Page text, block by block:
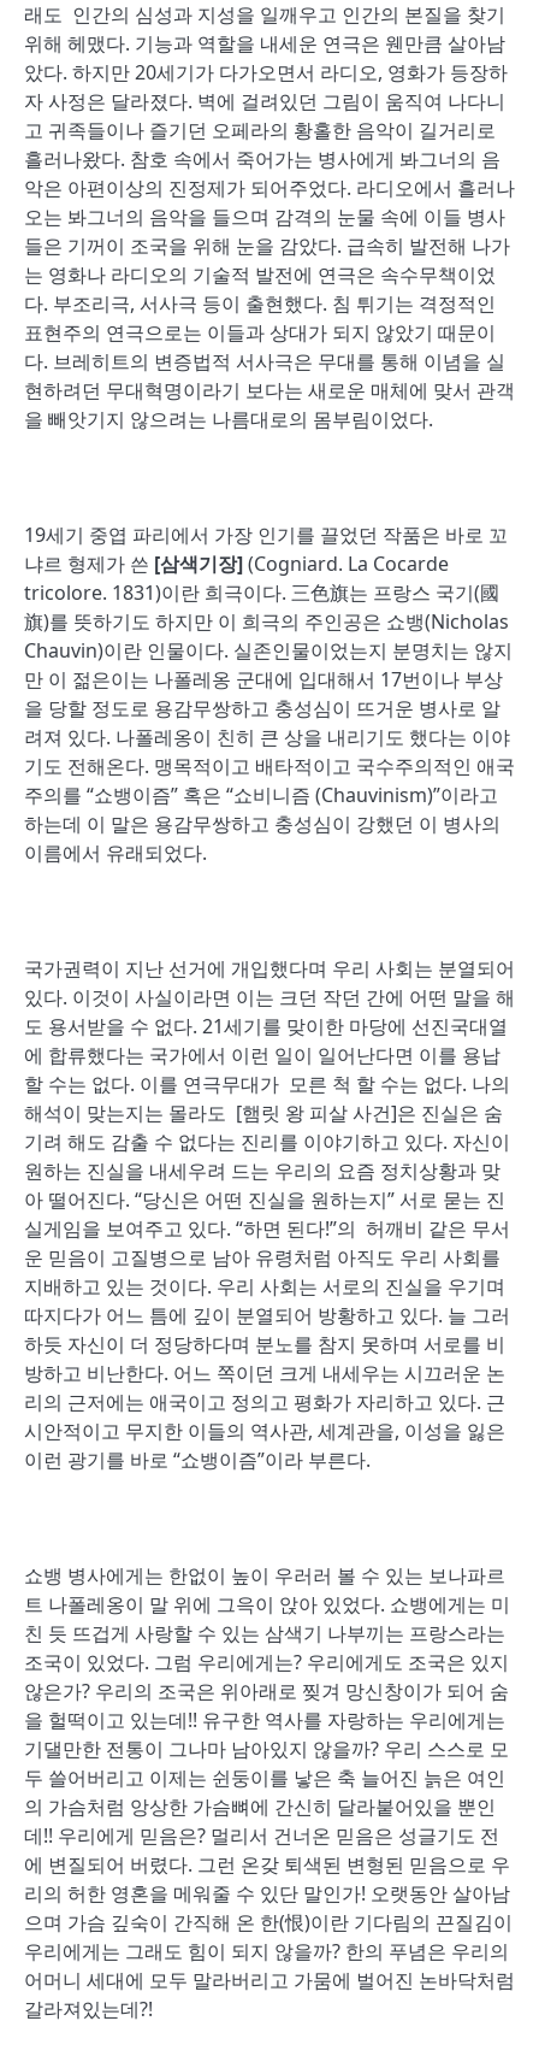
래도 인간의 심성과 지성을 일깨우고 인간의 본질을 찾기
위해 헤맸다. 기능과 역할을 내세운 연극은 웬만큼 살아남
았다. 하지만 20세기가 다가오면서 라디오, 영화가 등장하
자 사정은 달라졌다. 벽에 걸려있던 그림이 움직여 나다니
고 귀족들이나 즐기던 오페라의 황홀한 음악이 길거리로
흘러나왔다. 참호 속에서 죽어가는 병사에게 봐그너의 음
악은 아편이상의 진정제가 되어주었다. 라디오에서 흘러나
오는 봐그너의 음악을 들으며 감격의 눈물 속에 이들 병사
들은 기꺼이 조국을 위해 눈을 감았다. 급속히 발전해 나가
는 영화나 라디오의 기술적 발전에 연극은 속수무책이었
다. 부조리극, 서사극 등이 출현했다. 침 튀기는 격정적인
표현주의 연극으로는 이들과 상대가 되지 않았기 때문이
다. 브레히트의 변증법적 서사극은 무대를 통해 이념을 실
현하려던 무대혁명이라기 보다는 새로운 매체에 맞서 관객
을 빼앗기지 않으려는 나름대로의 몸부림이었다.
19세기 중엽 파리에서 가장 인기를 끌었던 작품은 바로 꼬
냐르 형제가 쓴 [삼색기장](Cogniard. La Cocarde
tricolore. 1831)이란 희극이다. 三色旗는 프랑스 국기(國
旗)를 뜻하기도 하지만 이 희극의 주인공은 쇼뱅(Nicholas
Chauvin)이란 인물이다. 실존인물이었는지 분명치는 않지
만 이 젊은이는 나폴레옹 군대에 입대해서 17번이나 부상
을 당할 정도로 용감무쌍하고 충성심이 뜨거운 병사로 알
려져 있다. 나폴레옹이 친히 큰 상을 내리기도 했다는 이야
기도 전해온다. 맹목적이고 배타적이고 국수주의적인 애국
주의를 “쇼뱅이즘” 혹은 “쇼비니즘 (Chauvinism)”이라고
하는데 이 말은 용감무쌍하고 충성심이 강했던 이 병사의
이름에서 유래되었다.
국가권력이 지난 선거에 개입했다며 우리 사회는 분열되어
있다. 이것이 사실이라면 이는 크던 작던 간에 어떤 말을 해
도 용서받을 수 없다. 21세기를 맞이한 마당에 선진국대열
에 합류했다는 국가에서 이런 일이 일어난다면 이를 용납
할 수는 없다. 이를 연극무대가 모른 척 할 수는 없다. 나의
해석이 맞는지는 몰라도 [햄릿 왕 피살 사건]은 진실은 숨
기려 해도 감출 수 없다는 진리를 이야기하고 있다. 자신이
원하는 진실을 내세우려 드는 우리의 요즘 정치상황과 맞
아 떨어진다. “당신은 어떤 진실을 원하는지” 서로 묻는 진
실게임을 보여주고 있다. “하면 된다!”의 허깨비 같은 무서
운 믿음이 고질병으로 남아 유령처럼 아직도 우리 사회를
지배하고 있는 것이다. 우리 사회는 서로의 진실을 우기며
따지다가 어느 틈에 깊이 분열되어 방황하고 있다. 늘 그러
하듯 자신이 더 정당하다며 분노를 참지 못하며 서로를 비
방하고 비난한다. 어느 쪽이던 크게 내세우는 시끄러운 논
리의 근저에는 애국이고 정의고 평화가 자리하고 있다. 근
시안적이고 무지한 이들의 역사관, 세계관을, 이성을 잃은
이런 광기를 바로 “쇼뱅이즘”이라 부른다.
쇼뱅 병사에게는 한없이 높이 우러러 볼 수 있는 보나파르
트 나폴레옹이 말 위에 그윽이 앉아 있었다. 쇼뱅에게는 미
친 듯 뜨겁게 사랑할 수 있는 삼색기 나부끼는 프랑스라는
조국이 있었다. 그럼 우리에게는? 우리에게도 조국은 있지
않은가? 우리의 조국은 위아래로 찢겨 망신창이가 되어 숨
을 헐떡이고 있는데!! 유구한 역사를 자랑하는 우리에게는
기댈만한 전통이 그나마 남아있지 않을까? 우리 스스로 모
두 쓸어버리고 이제는 쉰둥이를 낳은 축 늘어진 늙은 여인
의 가슴처럼 앙상한 가슴뼈에 간신히 달라붙어있을 뿐인
데!! 우리에게 믿음은? 멀리서 건너온 믿음은 성글기도 전
에 변질되어 버렸다. 그런 온갖 퇴색된 변형된 믿음으로 우
리의 허한 영혼을 메워줄 수 있단 말인가! 오랫동안 살아남
으며 가슴 깊숙이 간직해 온 한(恨)이란 기다림의 끈질김이
우리에게는 그래도 힘이 되지 않을까? 한의 푸념은 우리의
어머니 세대에 모두 말라버리고 가뭄에 벌어진 논바닥처럼
갈라져있는데?!